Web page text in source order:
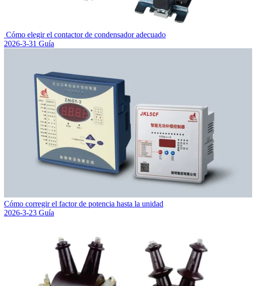
Cómo elegir el contactor de condensador adecuado
2026-3-31 Guía
Cómo corregir el factor de potencia hasta la unidad
2026-3-23 Guía